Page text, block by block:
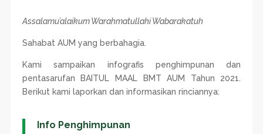
Assalamu’alaikum Warahmatullahi Wabarakatuh
Sahabat AUM yang berbahagia.
Kami sampaikan infografis penghimpunan dan
pentasarufan BAITUL MAAL BMT AUM Tahun 2021.
Berikut kami laporkan dan informasikan rinciannya:
Info Penghimpunan